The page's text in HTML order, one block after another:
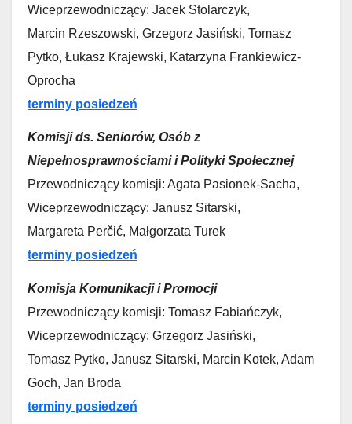
Wiceprzewodniczący: Jacek Stolarczyk,
Marcin Rzeszowski, Grzegorz Jasiński, Tomasz
Pytko, Łukasz Krajewski, Katarzyna Frankiewicz-
Oprocha
terminy posiedzeń
Komisji ds. Seniorów, Osób z
Niepełnosprawnościami i Polityki Społecznej
Przewodniczący komisji: Agata Pasionek-Sacha,
Wiceprzewodniczący: Janusz Sitarski,
Margareta Perčić, Małgorzata Turek
terminy posiedzeń
Komisja Komunikacji i Promocji
Przewodniczący komisji: Tomasz Fabiańczyk,
Wiceprzewodniczący: Grzegorz Jasiński,
Tomasz Pytko, Janusz Sitarski, Marcin Kotek, Adam
Goch, Jan Broda
terminy posiedzeń